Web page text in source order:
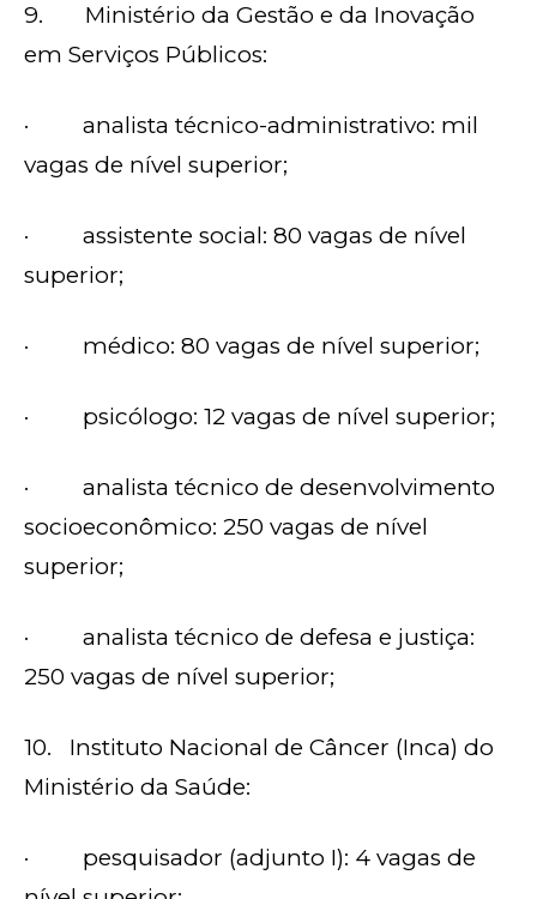
9. Ministério da Gestão e da Inovação
em Serviços Públicos:
· analista técnico-administrativo: mil
vagas de nível superior;
· assistente social: 80 vagas de nível
superior;
· médico: 80 vagas de nível superior;
· psicólogo: 12 vagas de nível superior;
· analista técnico de desenvolvimento
socioeconômico: 250 vagas de nível
superior;
· analista técnico de defesa e justiça:
250 vagas de nível superior;
10. Instituto Nacional de Câncer (Inca) do
Ministério da Saúde:
· pesquisador (adjunto I): 4 vagas de